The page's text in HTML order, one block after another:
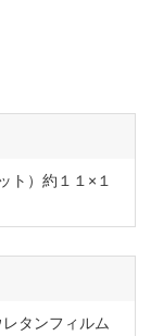
ト）約１１×１
タンフィルム